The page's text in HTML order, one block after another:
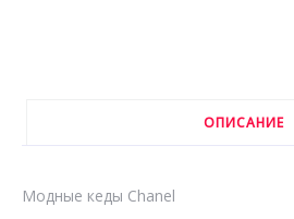
ОПИСАНИЕ
Модные кеды Chanel